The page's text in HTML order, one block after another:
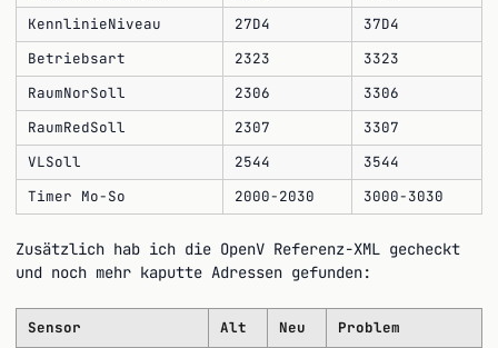
KennlinieNiveau
27D4
37D4
Betriebsart
2323
3323
RaumNorSoll
2306
3306
RaumRedSoll
2307
3307
VLSoll
2544
3544
Timer Mo-So
2000-2030 3000-3030
Zusätzlich hab ich die OpenV Referenz-XML gecheckt
und noch mehr kaputte Adressen gefunden:
Sensor Alt Neu Problem